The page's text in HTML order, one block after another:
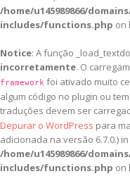
/home/u145989866/
includes/functions.php on
Notice: A função
incorretamente. O
framework foi ativado muito
algum código no plugin ou
traduções devem ser
Depurar o WordPress para
adicionada na versão 6.7.0.) in
/home/u145989866/
includes/functions.php on